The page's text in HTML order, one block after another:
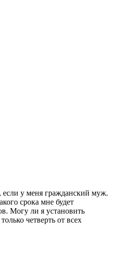
у меня гражданский муж.
срока мне будет
Могу ли я установить
четверть от всех